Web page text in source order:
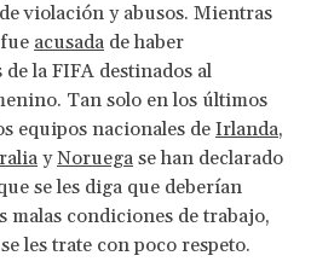
violación y abusos. Mientras
acusada de haber
la FIFA destinados al
Tan solo en los últimos
equipos nacionales de Irlanda,
yNoruega se han declarado
se les diga que deberían
malas condiciones de trabajo,
les trate con poco respeto.